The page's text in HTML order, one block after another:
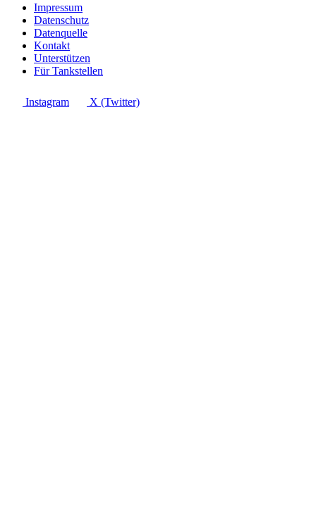
Impressum
Datenschutz
Datenquelle
Kontakt
Unterstützen
Für Tankstellen
Instagram X (Twitter)